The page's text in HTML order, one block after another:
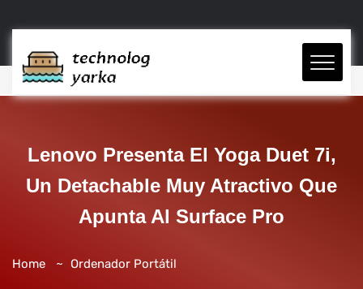
Lenovo Presenta El Yoga Duet 7i,
Un Detachable Muy Atractivo Que
Apunta Al Surface Pro
Home Ordenador Portátil